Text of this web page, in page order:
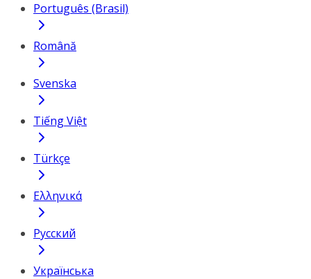
Português (Brasil)
Română
Svenska
Tiếng Việt
Türkçe
Ελληνικά
Русский
Українська